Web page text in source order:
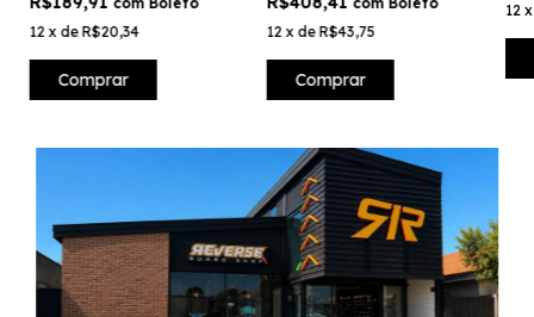
12 x de R$20,34
Comprar
12 xdeR$43,75
Comprar
12